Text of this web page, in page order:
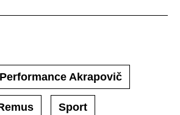
Performance Akrapovič
Sport